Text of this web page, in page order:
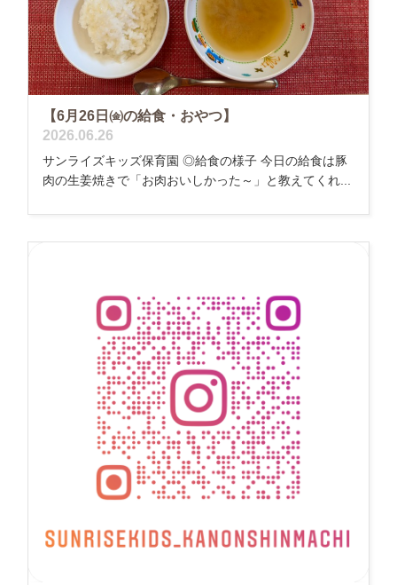
【6月26日㈮の給食・おやつ】
2026.06.26
サンライズキッズ保育園 ◎給食の様子 今日の給食は豚
肉の生姜焼きで「お肉おいしかった～」と教えてくれ...